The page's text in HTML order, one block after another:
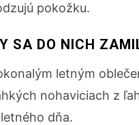
pokožku.
SA DO NICH
letným
nohaviciach z
dňa.